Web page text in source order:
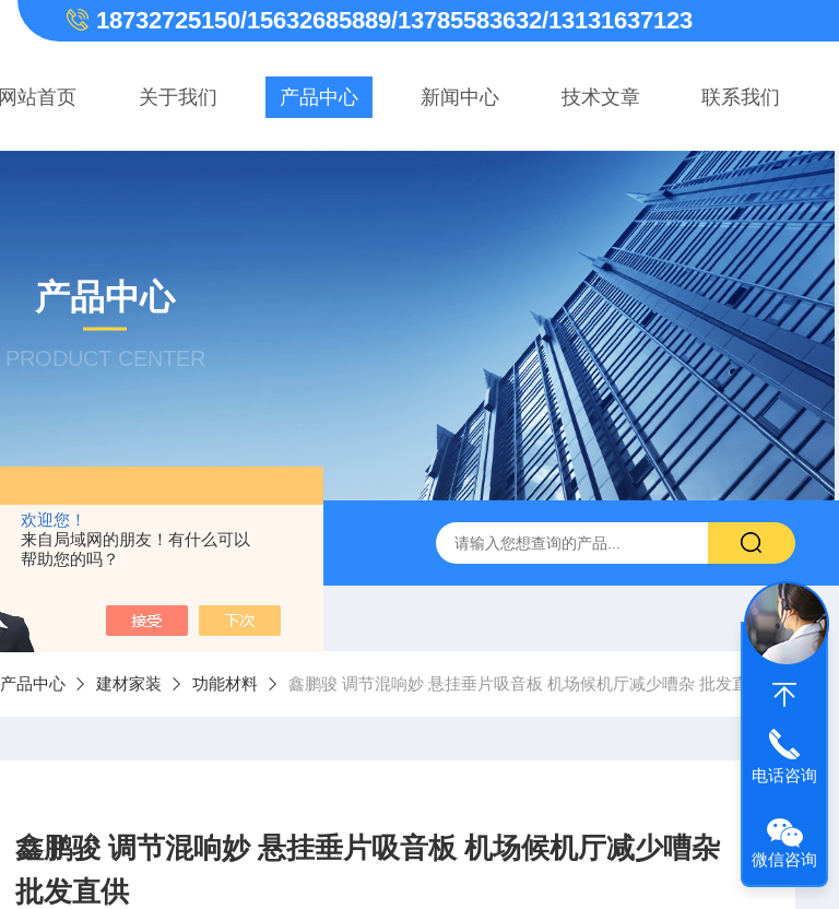
欢迎您！
来自局域网的朋友！有什么可以
帮助您的吗？
18732725150/15632685889/13785583632/13131637123
网站首页 关于我们 产品中心 新闻中心 技术文章 联系我们
产品中心
PRODUCT CENTER
岩棉吸音板（吊顶专用装饰材料） 600*600 600*1200鑫鹏骏 岩棉天花板 防火抗下陷 吸音吊顶 玻纤
产品中心 建材家装 功能材料 鑫鹏骏 调节混响妙 悬挂垂片吸音板 机场候机厅减少嘈杂 批发直供
鑫鹏骏 调节混响妙 悬挂垂片吸音板 机场候机厅减少嘈杂
批发直供
电话咨询
微信咨询